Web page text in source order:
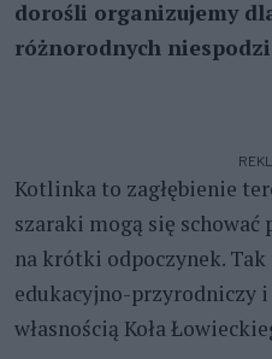
dorośli organizujemy
różnorodnych
Kotlinka to zagłębienie
szaraki mogą się
na krótki odpoczynek.
edukacyjno-przyrodniczy
własnością Koła